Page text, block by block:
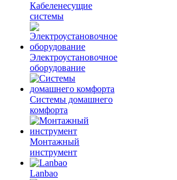
Кабеленесущие
системы
Электроустановочное
оборудование
Системы домашнего
комфорта
Монтажный
инструмент
Lanbao